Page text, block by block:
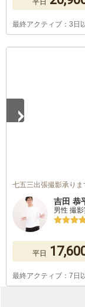
最終アクティブ：3日
七五三出張撮影承りま
吉田 恭
男性 撮
平日
最終アクティブ：7日